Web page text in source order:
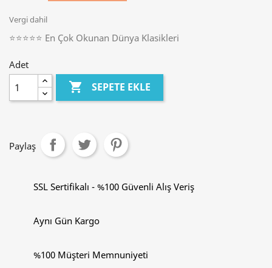
Vergi dahil
⭐⭐⭐⭐⭐ En Çok Okunan Dünya Klasikleri
Adet
 SEPETE EKLE
Paylaş
SSL Sertifikalı - %100 Güvenli Alış Veriş
Aynı Gün Kargo
%100 Müşteri Memnuniyeti